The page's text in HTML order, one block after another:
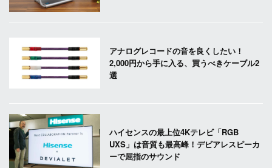
アナログレコードの音を良くしたい！
2,000円から手に入る、買うべきケーブル2
選
ハイセンスの最上位4Kテレビ「RGB
UXS」は音質も最高峰！デビアレスピーカ
ーで屈指のサウンド